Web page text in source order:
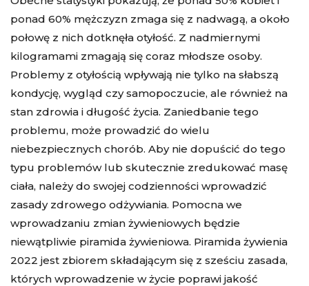
ponad 60% mężczyzn zmaga się z nadwagą, a około
połowę z nich dotknęła otyłość. Z nadmiernymi
kilogramami zmagają się coraz młodsze osoby.
Problemy z otyłością wpływają nie tylko na słabszą
kondycję, wygląd czy samopoczucie, ale również na
stan zdrowia i długość życia. Zaniedbanie tego
problemu, może prowadzić do wielu
niebezpiecznych chorób. Aby nie dopuścić do tego
typu problemów lub skutecznie zredukować masę
ciała, należy do swojej codzienności wprowadzić
zasady zdrowego odżywiania. Pomocna we
wprowadzaniu zmian żywieniowych będzie
niewątpliwie piramida żywieniowa. Piramida żywienia
2022 jest zbiorem składającym się z sześciu zasada,
których wprowadzenie w życie poprawi jakość